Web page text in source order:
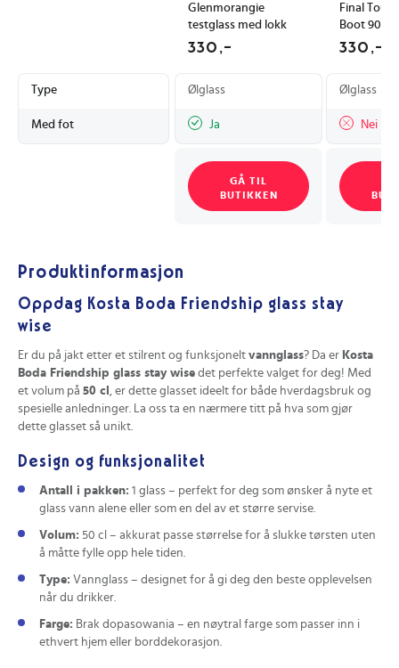
Glenmorangie
testglass med lokk
330,-
Final
Boot 90 cl
330,-
Type Ølglass Ølglass
Med fot Ja Nei
GÅ TIL
BUTIKKEN
Produktinformasjon
Oppdag Kosta Boda Friendship glass stay
wise
Er du på jakt etter et stilrent og funksjonelt vannglass? Da er Kosta
Boda Friendship glass stay wise det perfekte valget for deg! Med
et volum på 50 cl
, er dette glasset ideelt for både hverdagsbruk og
spesielle anledninger. La oss ta en nærmere titt på hva som gjør
dette glasset så unikt.
Design og funksjonalitet
Antall i pakken: 1 glass – perfekt for deg som ønsker å nyte et
glass vann alene eller som en del av et større servise.
Volum: 50 cl – akkurat passe størrelse for å slukke tørsten uten
å måtte fylle opp hele tiden.
Type: Vannglass – designet for å gi deg den beste opplevelsen
når du drikker.
Farge: Brak dopasowania – en nøytral farge som passer inn i
ethvert hjem eller borddekorasjon.